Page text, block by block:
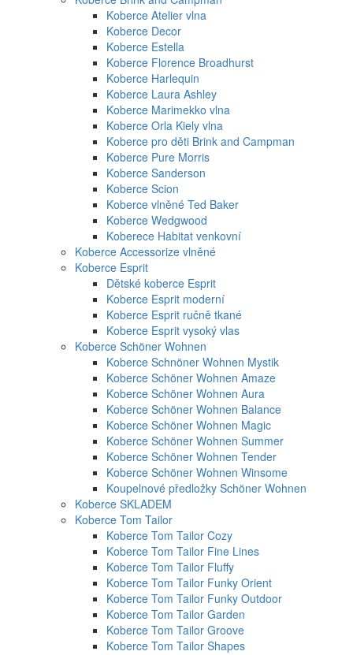
Koberce Atelier vlna
Koberce Decor
Koberce Estella
Koberce Florence Broadhurst
Koberce Harlequin
Koberce Laura Ashley
Koberce Marimekko vlna
Koberce Orla Kiely vlna
Koberce pro děti Brink and Campman
Koberce Pure Morris
Koberce Sanderson
Koberce Scion
Koberce vlněné Ted Baker
Koberce Wedgwood
Koberece Habitat venkovní
Koberce Accessorize vlněné
Koberce Esprit
Dětské koberce Esprit
Koberce Esprit moderní
Koberce Esprit ručně tkané
Koberce Esprit vysoký vlas
Koberce Schöner Wohnen
Koberce Schnöner Wohnen Mystik
Koberce Schöner Wohnen Amaze
Koberce Schöner Wohnen Aura
Koberce Schöner Wohnen Balance
Koberce Schöner Wohnen Magic
Koberce Schöner Wohnen Summer
Koberce Schöner Wohnen Tender
Koberce Schöner Wohnen Winsome
Koupelnové předložky Schöner Wohnen
Koberce SKLADEM
Koberce Tom Tailor
Koberce Tom Tailor Cozy
Koberce Tom Tailor Fine Lines
Koberce Tom Tailor Fluffy
Koberce Tom Tailor Funky Orient
Koberce Tom Tailor Funky Outdoor
Koberce Tom Tailor Garden
Koberce Tom Tailor Groove
Koberce Tom Tailor Shapes